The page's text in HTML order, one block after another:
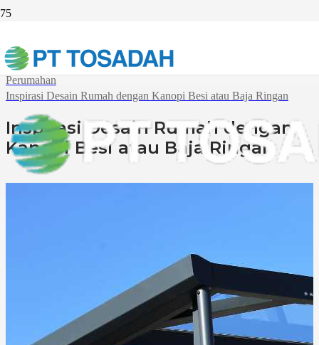
Beranda
Industri
Perumahan
Inspirasi Desain Rumah dengan Kanopi Besi atau Baja Ringan
Inspirasi Desain Rumah dengan
Kanopi Besi atau Baja Ringan